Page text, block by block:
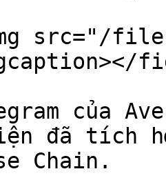
src="/files/
của
đã tích
Chain.